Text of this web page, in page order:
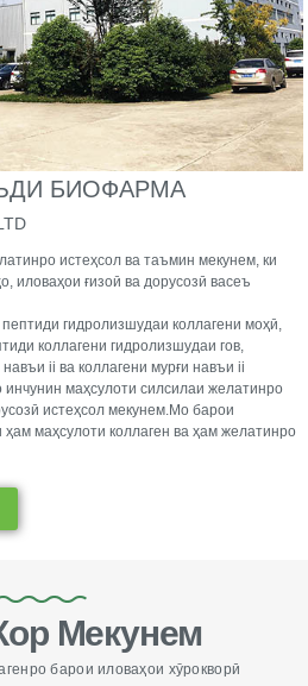
БИОФАРМА
истеҳсол ва таъмин мекунем, ки
иловаҳои ғизоӣ ва дорусозӣ васеъ
гидролизшудаи коллагени моҳӣ,
коллагени гидролизшудаи гов,
ii ва коллагени мурғи навъи ii
маҳсулоти силсилаи желатинро
истеҳсол мекунем.Мо барои
маҳсулоти коллаген ва ҳам желатинро
Мекунем
барои иловаҳои хӯрокворӣ